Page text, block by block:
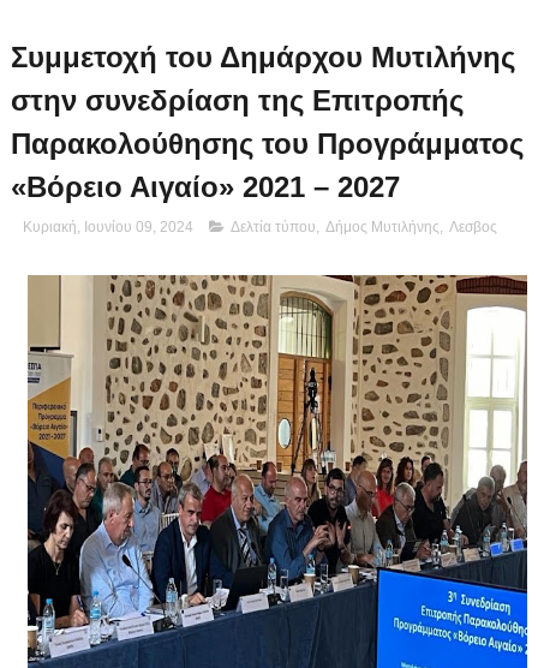
Συμμετοχή του Δημάρχου Μυτιλήνης
στην συνεδρίαση της Επιτροπής
Παρακολούθησης του Προγράμματος
«Βόρειο Αιγαίο» 2021 – 2027
Κυριακή, Ιουνίου 09, 2024 Δελτία τύπου Δήμος Μυτιλήνης Λεσβος